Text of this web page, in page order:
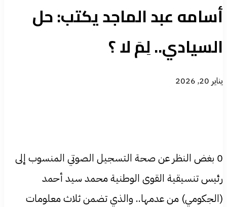
أسامه عبد الماجد يكتب: حل
السيادي.. لِمَ لا ؟
يناير 20, 2026
0 بغض النظر عن صحة التسجيل الصوتي المنسوب إلى
رئيس تنسيقية القوى الوطنية محمد سيد أحمد
(الجكومي) من عدمها.. والذي تضمن ثلاث معلومات